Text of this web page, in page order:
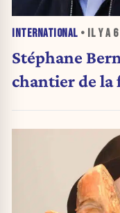
INTERNATIONAL • IL Y A
Stéphane
chantier de la